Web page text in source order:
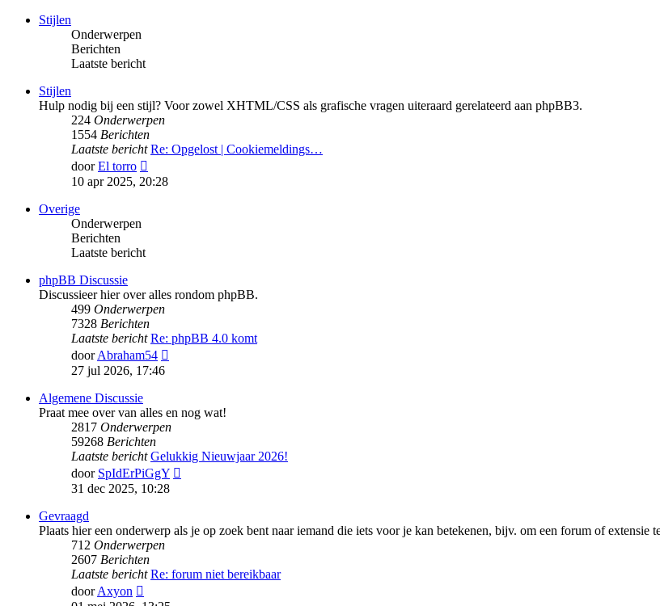
Stijlen
Onderwerpen
Berichten
Laatste bericht
Stijlen
Hulp nodig bij een stijl? Voor zowel XHTML/CSS als grafische vragen uiteraard gerelateerd aan phpBB3.
224 Onderwerpen
1554 Berichten
Laatste bericht Re: Opgelost | Cookiemeldings…
doorEl torro
laatste
10 apr 2025, 20:28
Overige
Onderwerpen
Berichten
Laatste bericht
phpBB Discussie
Discussieer hier over alles rondom phpBB.
499 Onderwerpen
7328 Berichten
Laatste bericht Re: phpBB 4.0 komt
doorAbraham54
27 jul 2026, 17:46
Algemene Discussie
Praat mee over van alles en nog wat!
2817 Onderwerpen
59268 Berichten
Laatste bericht Gelukkig Nieuwjaar 2026!
door SpIdErPiGgY
31 dec 2025, 10:28
Gevraagd
Plaats hier een onderwerp als je op zoek bent naar iemand die iets voor je kan betekenen, bijv. om een forum of extensie
712 Onderwerpen
2607 Berichten
Laatste bericht Re: forum niet bereikbaar
doorAxyon
laatste